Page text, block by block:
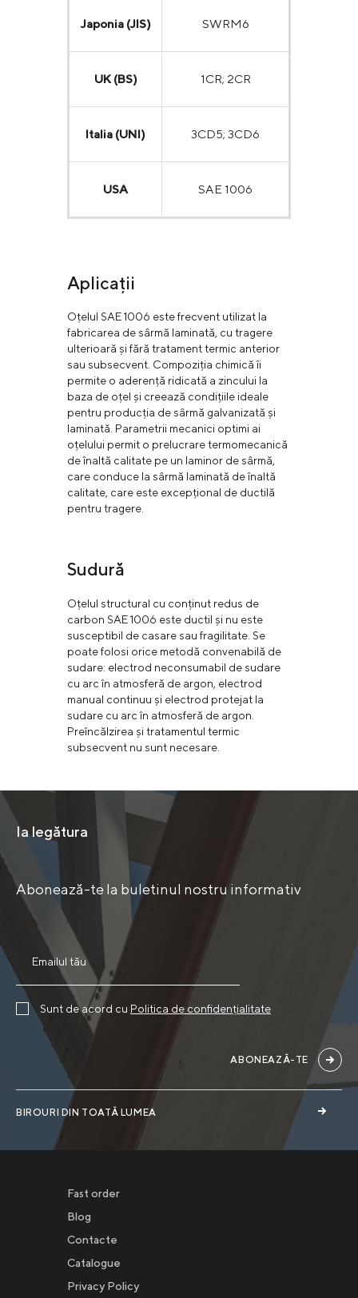
Japonia (JIS) SWRM6
UK (BS) 1CR; 2CR
Italia (UNI) 3CD5; 3CD6
USA SAE 1006
Aplicații
Oțelul SAE 1006 este frecvent utilizat la
fabricarea de sârmă laminată, cu tragere
ulterioară și fără tratament termic anterior
sau subsecvent. Compoziția chimică îi
permite o aderență ridicată a zincului la
baza de oțel și creează condițiile ideale
pentru producția de sârmă galvanizată și
laminată. Parametrii mecanici optimi ai
oțelului permit o prelucrare termomecanică
de înaltă calitate pe un laminor de sârmă,
care conduce la sârmă laminată de înaltă
calitate, care este excepțional de ductilă
pentru tragere.
Sudură
Oțelul structural cu conținut redus de
carbon SAE 1006 este ductil și nu este
susceptibil de casare sau fragilitate. Se
poate folosi orice metodă convenabilă de
sudare: electrod neconsumabil de sudare
cu arc în atmosferă de argon, electrod
manual continuu și electrod protejat la
sudare cu arc în atmosferă de argon.
Preîncălzirea și tratamentul termic
subsecvent nu sunt necesare.
Ia legătura
Abonează-te la buletinul nostru informativ
BIROURI DIN TOATĂ LUMEA
Sunt de acord cu Politica de confidențialitate
ABONEAZĂ-TE
Fast order
Blog
Contacte
Catalogue
Privacy Policy